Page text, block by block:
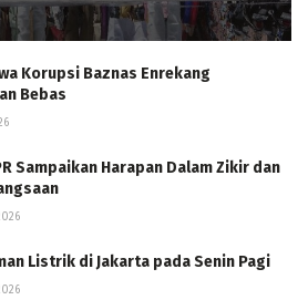
Korupsi Baznas Enrekang
Bebas
Sampaikan Harapan Dalam Zikir dan
Listrik di Jakarta pada Senin Pagi